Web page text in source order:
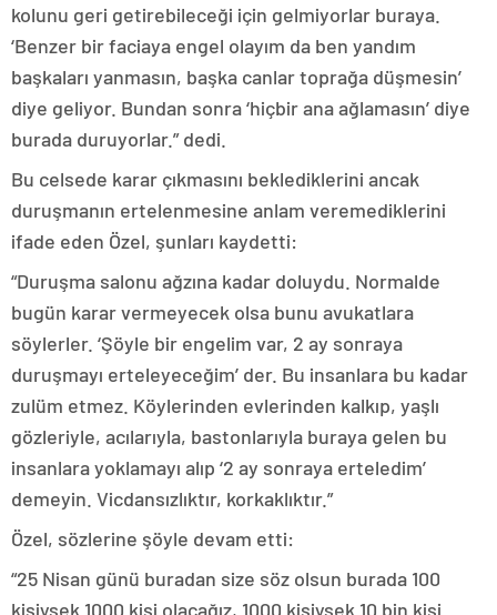
kolunu geri getirebileceği için gelmiyorlar buraya.
‘Benzer bir faciaya engel olayım da ben yandım
başkaları yanmasın, başka canlar toprağa düşmesin’
diye geliyor. Bundan sonra ‘hiçbir ana ağlamasın’ diye
burada duruyorlar.” dedi.
Bu celsede karar çıkmasını beklediklerini ancak
duruşmanın ertelenmesine anlam veremediklerini
ifade eden Özel, şunları kaydetti:
“Duruşma salonu ağzına kadar doluydu. Normalde
bugün karar vermeyecek olsa bunu avukatlara
söylerler. ‘Şöyle bir engelim var, 2 ay sonraya
duruşmayı erteleyeceğim’ der. Bu insanlara bu kadar
zulüm etmez. Köylerinden evlerinden kalkıp, yaşlı
gözleriyle, acılarıyla, bastonlarıyla buraya gelen bu
insanlara yoklamayı alıp ‘2 ay sonraya erteledim’
demeyin. Vicdansızlıktır, korkaklıktır.”
Özel, sözlerine şöyle devam etti:
“25 Nisan günü buradan size söz olsun burada 100
kişiysek 1000 kişi olacağız, 1000 kişiysek 10 bin kişi